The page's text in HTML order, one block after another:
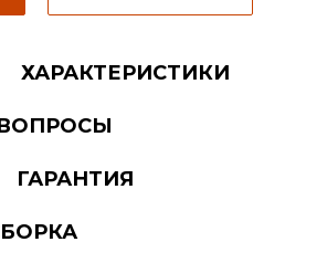
ХАРАКТЕРИСТИКИ
ГАРАНТИЯ